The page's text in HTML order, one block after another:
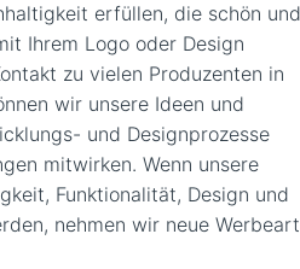
erfüllen, die schön und
Ihrem Logo oder Design
zu vielen Produzenten in
wir unsere Ideen und
und Designprozesse
mitwirken. Wenn unsere
Funktionalität, Design und
nehmen wir neue